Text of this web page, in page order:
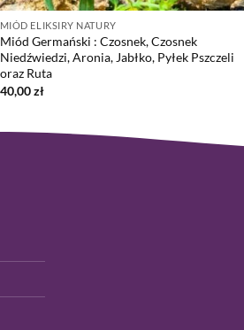
MIÓD ELIKSIRY NATURY
Miód Germański : Czosnek, Czosnek
Niedźwiedzi, Aronia, Jabłko, Pyłek Pszczeli
oraz Ruta
40,00zł